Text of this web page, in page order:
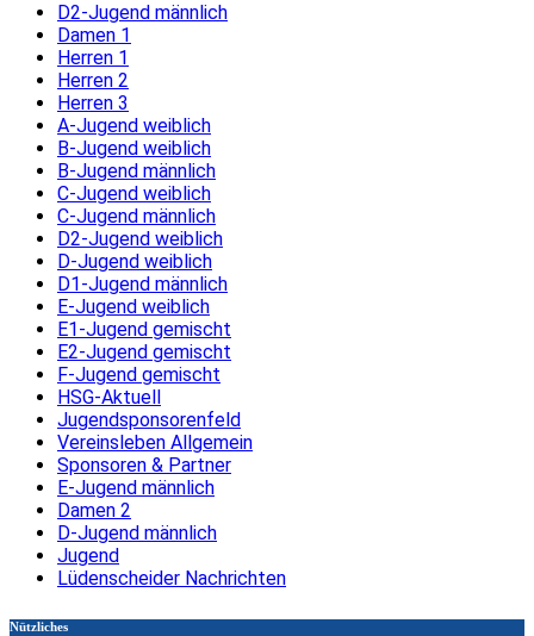
D2-Jugend männlich
Damen 1
Herren 1
Herren 2
Herren 3
A-Jugend weiblich
B-Jugend weiblich
B-Jugend männlich
C-Jugend weiblich
C-Jugend männlich
D2-Jugend weiblich
D-Jugend weiblich
D1-Jugend männlich
E-Jugend weiblich
E1-Jugend gemischt
E2-Jugend gemischt
F-Jugend gemischt
HSG-Aktuell
Jugendsponsorenfeld
Vereinsleben Allgemein
Sponsoren & Partner
E-Jugend männlich
Damen 2
D-Jugend männlich
Jugend
Lüdenscheider Nachrichten
Nützliches